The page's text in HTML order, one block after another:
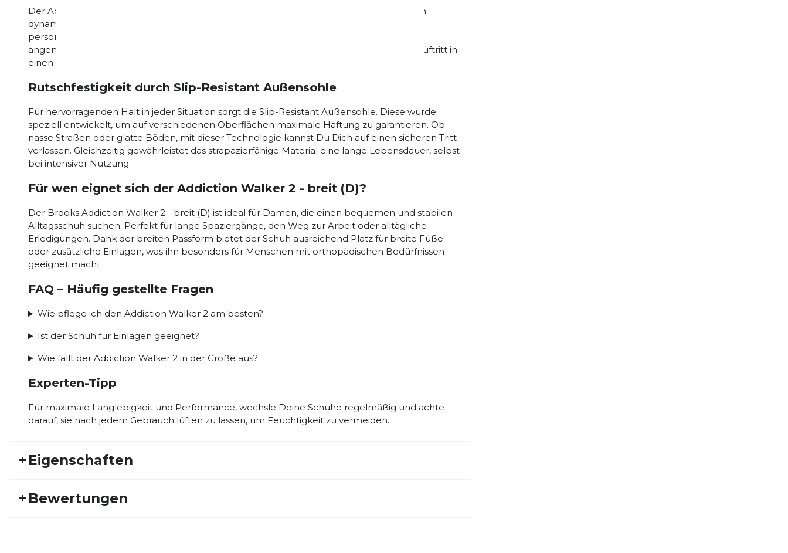
Der Addiction Walker 2 überzeugt mit der innovativen BioMoGo DNA Mittelsohle, die sich
dynamisch an Deinen individuellen Laufstil anpasst. Diese Technologie sorgt für eine
personalisierte Dämpfung, die nicht nur Deine Gelenke schont, sondern auch für ein
angenehmes Tragegefühl auf langen Strecken sorgt. Die Mittelsohle transformiert den Auftritt in
einen nahtlosen, geschmeidigen Übergang, der den Fuß ergonomisch unterstützt.
Rutschfestigkeit durch Slip-Resistant Außensohle
Für hervorragenden Halt in jeder Situation sorgt die Slip-Resistant Außensohle. Diese wurde
speziell entwickelt, um auf verschiedenen Oberflächen maximale Haftung zu garantieren. Ob
nasse Straßen oder glatte Böden, mit dieser Technologie kannst Du Dich auf einen sicheren Tritt
verlassen. Gleichzeitig gewährleistet das strapazierfähige Material eine lange Lebensdauer, selbst
bei intensiver Nutzung.
Für wen eignet sich der Addiction Walker 2 - breit (D)?
Der Brooks Addiction Walker 2 - breit (D) ist ideal für Damen, die einen bequemen und stabilen
Alltagsschuh suchen. Perfekt für lange Spaziergänge, den Weg zur Arbeit oder alltägliche
Erledigungen. Dank der breiten Passform bietet der Schuh ausreichend Platz für breite Füße
oder zusätzliche Einlagen, was ihn besonders für Menschen mit orthopädischen Bedürfnissen
geeignet macht.
FAQ – Häufig gestellte Fragen
Wie pflege ich den Addiction Walker 2 am besten?
Ist der Schuh für Einlagen geeignet?
Wie fällt der Addiction Walker 2 in der Größe aus?
Experten-Tipp
Für maximale Langlebigkeit und Performance, wechsle Deine Schuhe regelmäßig und achte
darauf, sie nach jedem Gebrauch lüften zu lassen, um Feuchtigkeit zu vermeiden.
+ Eigenschaften
Aktivitätstyp:
+ Bewertungen